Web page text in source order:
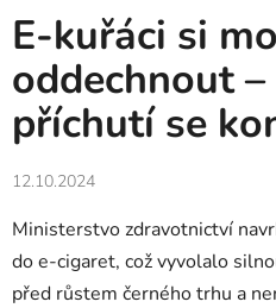
E-kuřáci si
oddechnout –
příchutí se
12.10.2024
Ministerstvo zdravotnictví
do e-cigaret, což vyvolalo
před růstem černého trhu a